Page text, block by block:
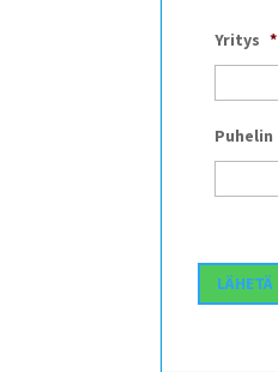
Yritys *
Puhelin